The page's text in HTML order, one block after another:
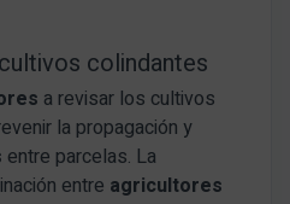
colindantes
a revisar los cultivos
la propagación y
entre parcelas. La
entre agricultores